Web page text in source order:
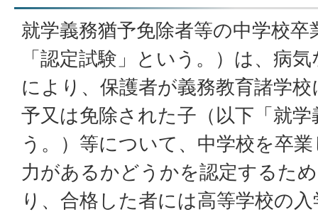
就学義務猶予免除者等の中学校卒
「認定試験」という。）は、病
により、保護者が義務教育諸学
予又は免除された子（以下「就
う。）等について、中学校を卒
力があるかどうかを認定するた
り、合格した者には高等学校の